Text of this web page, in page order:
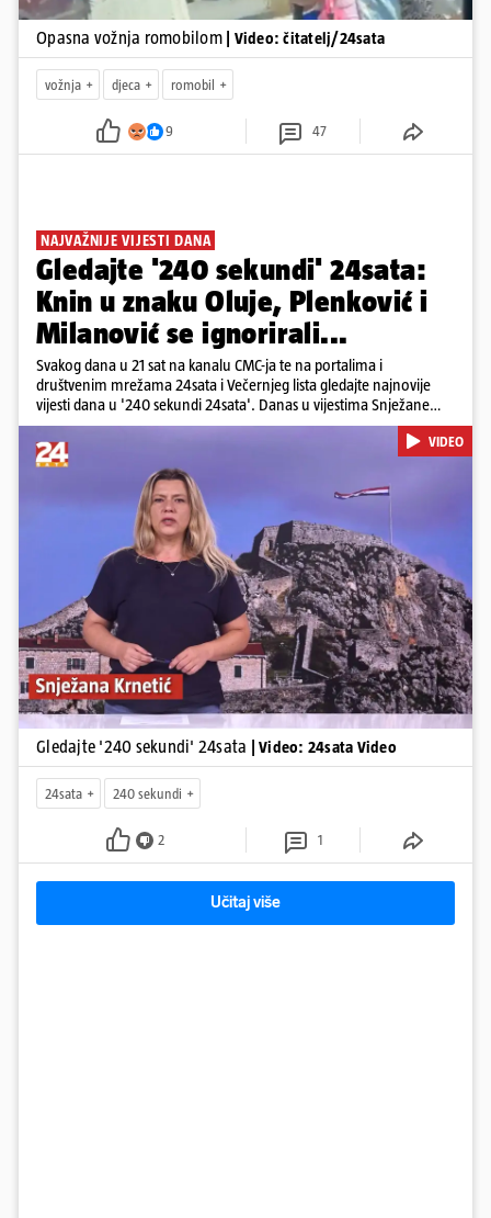
Opasna vožnja romobilom | Video: čitatelj/24sata
vožnja djeca romobil
9 47
NAJVAŽNIJE VIJESTI DANA
Gledajte '240 sekundi' 24sata:
Knin u znaku Oluje, Plenković i
Milanović se ignorirali...
Svakog dana u 21 sat na kanalu CMC-ja te na portalima i
društvenim mrežama 24sata i Večernjeg lista gledajte najnovije
vijesti dana u '240 sekundi 24sata'. Danas u vijestima Snježane
Krnetić: Hrvatska je obilježila 31. obljetnicu Oluje, a pažnju je
privuklo ignoriranje predsjednika Zorana Milanovića i premijera
Andreja Plenkovića u Kninu. Donosimo i detalje o većim
braniteljskim mirovinama, apelu obitelji Hrvata u komi u Irskoj,
upozorenjima nakon nove tragedije na električnom romobilu te
smanjenju proizvodnje u nuklearnoj elektrani Krško.
Pokretanje videa...
VIDEO
Gledajte '240 sekundi' 24sata | Video: 24sata Video
24sata 240 sekundi
2 1
Učitaj više